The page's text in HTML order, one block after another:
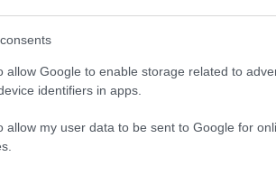
allow Google to enable storage related to
identifiers in apps.
allow my user data to be sent to Google for
Προστασίας τηςΛωρίδας
από τα ξημερώματα
τον θάνατο τουλάχιστον 50
βάση την ίδια πηγή.
από ένα τέταρτο του
εγκαταλείψει για τη δική
του ισραηλινού